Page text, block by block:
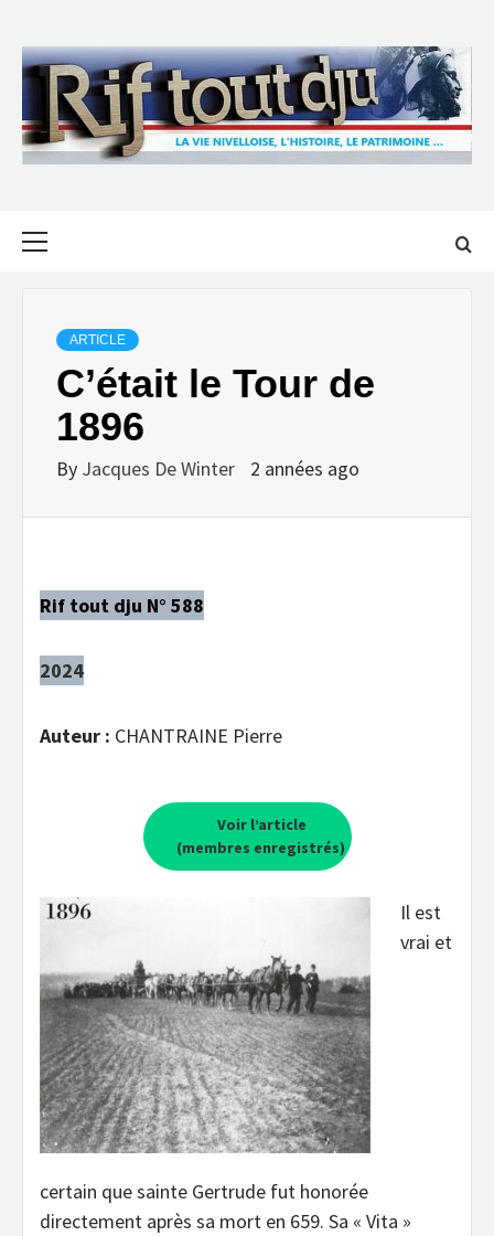
content
ARTICLE
C’était le Tour de
1896
By Jacques De Winter 2 années ago
Rif tout dju N° 588
2024
Auteur : CHANTRAINE Pierre
Voir l’article
(membres enregistrés)
Il est
vrai et
certain que sainte Gertrude fut honorée
directement après sa mort en 659. Sa « Vita »